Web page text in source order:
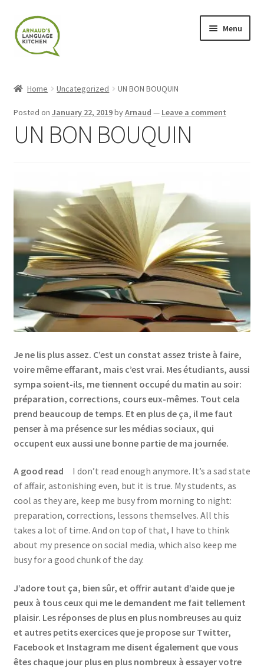
Skip
to
navigation
Skip
to
content
Menu
Checkout
Contact
Contact Me
Links
My Account
Privacy Policy
Privacy Tools
Private Tuition
Shop
Terms and Conditions
Categories
Events
My Bookings
Private
Home Uncategorized UN BON BOUQUIN
Posted on January 22, 2019byArnaud — Leave a comment
UN BON BOUQUIN
Je ne lis plus assez. C’est un constat assez triste à faire,
voire même effarant, mais c’est vrai. Mes étudiants, aussi
sympa soient-ils, me tiennent occupé du matin au soir:
préparation, corrections, cours eux-mêmes. Tout cela
prend beaucoup de temps. Et en plus de ça, il me faut
penser à ma présence sur les médias sociaux, qui
occupent eux aussi une bonne partie de ma journée.
A good read I don’t read enough anymore. It’s a sad state
of affair, astonishing even, but it is true. My students, as
cool as they are, keep me busy from morning to night:
preparation, corrections, lessons themselves. All this
takes a lot of time. And on top of that, I have to think
about my presence on social media, which also keep me
busy for a good chunk of the day.
J’adore tout ça, bien sûr, et offrir autant d’aide que je
peux à tous ceux qui me le demandent me fait tellement
plaisir. Les réponses de plus en plus nombreuses au quiz
et autres petits exercices que je propose sur Twitter,
Facebook et Instagram me disent également que vous
êtes chaque jour plus en plus nombreux à essayer votre